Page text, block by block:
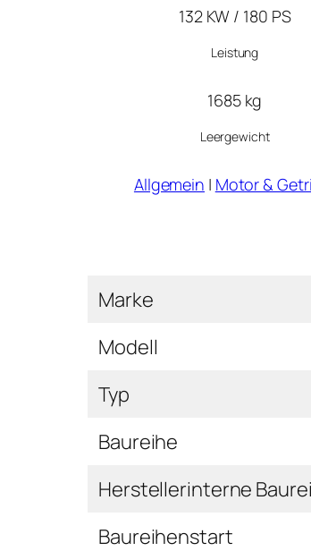
132 KW / 180 PS
Leistung
1685 kg
Leergewicht
Allgemein | Motor &
Marke
Modell
Typ
Baureihe
Herstellerinterne
Baureihenstart